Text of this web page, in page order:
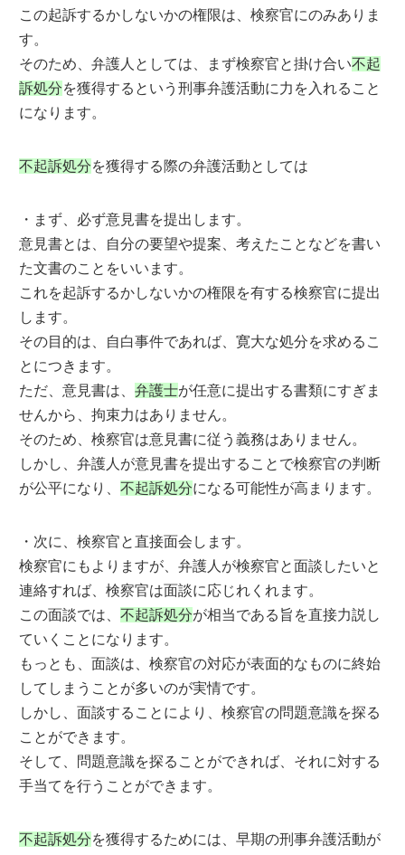
この起訴するかしないかの権限は、検察官にのみありま
す。
そのため、弁護人としては、まず検察官と掛け合い不起
訴処分を獲得するという刑事弁護活動に力を入れること
になります。
不起訴処分を獲得する際の弁護活動としては
・まず、必ず意見書を提出します。
意見書とは、自分の要望や提案、考えたことなどを書い
た文書のことをいいます。
これを起訴するかしないかの権限を有する検察官に提出
します。
その目的は、自白事件であれば、寛大な処分を求めるこ
とにつきます。
ただ、意見書は、弁護士が任意に提出する書類にすぎま
せんから、拘束力はありません。
そのため、検察官は意見書に従う義務はありません。
しかし、弁護人が意見書を提出することで検察官の判断
が公平になり、不起訴処分になる可能性が高まります。
・次に、検察官と直接面会します。
検察官にもよりますが、弁護人が検察官と面談したいと
連絡すれば、検察官は面談に応じれくれます。
この面談では、不起訴処分が相当である旨を直接力説し
ていくことになります。
もっとも、面談は、検察官の対応が表面的なものに終始
してしまうことが多いのが実情です。
しかし、面談することにより、検察官の問題意識を探る
ことができます。
そして、問題意識を探ることができれば、それに対する
手当てを行うことができます。
不起訴処分を獲得するためには、早期の刑事弁護活動が